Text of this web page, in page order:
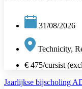
31/08/2026
Technicity,
€ 475/cursist
Jaarlijkse bijscholing